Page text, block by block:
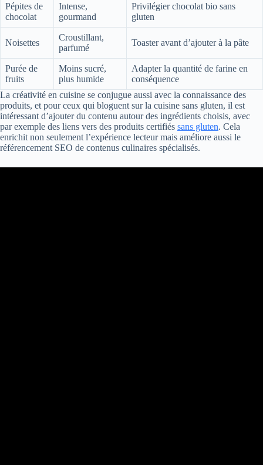
Pépites de
chocolat
Intense,
gourmand
Privilégier chocolat bio sans
gluten
Noisettes
Croustillant,
parfumé
Toaster avant d’ajouter à la pâte
Purée de
fruits
Moins sucré,
plus humide
Adapter la quantité de farine en
conséquence
La créativité en cuisine se conjugue aussi avec la connaissance des
produits, et pour ceux qui bloguent sur la cuisine sans gluten, il est
intéressant d’ajouter du contenu autour des ingrédients choisis, avec
par exemple des liens vers des produits certifiés sans gluten. Cela
enrichit non seulement l’expérience lecteur mais améliore aussi le
référencement SEO de contenus culinaires spécialisés.